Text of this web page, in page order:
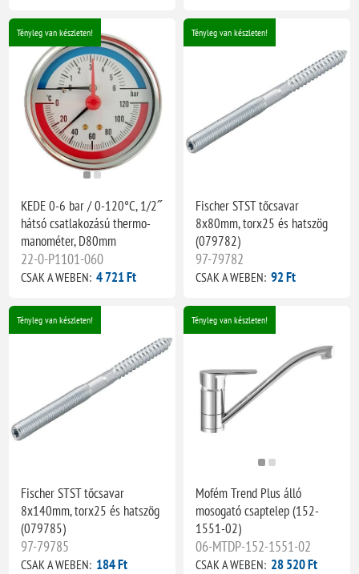
Tényleg van készleten!
KEDE 0-6 bar / 0-120°C, 1/2˝
hátsó csatlakozású thermo-
manométer, D80mm
22-0-P1101-060
CSAK A WEBEN: 4 721 Ft
Tényleg van készleten!
Fischer STST tőcsavar
8x80mm, torx25 és hatszög
(079782)
97-79782
CSAK A WEBEN: 92 Ft
Tényleg van készleten!
Fischer STST tőcsavar
8x140mm, torx25 és hatszög
(079785)
97-79785
CSAK A WEBEN: 184 Ft
Tényleg van készleten!
Mofém Trend Plus álló
mosogató csaptelep (152-
1551-02)
06-MTDP-152-1551-02
CSAK A WEBEN: 28 520 Ft